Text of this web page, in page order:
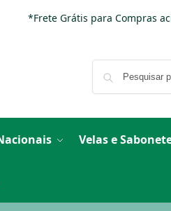
*Frete Grátis para Compras
Velas e